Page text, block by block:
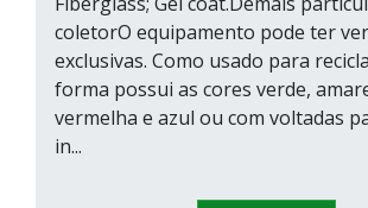
coletorO equipamento pode ter
exclusivas. Como usado para
forma possui as cores verde,
vermelha e azul ou com voltadas
in...